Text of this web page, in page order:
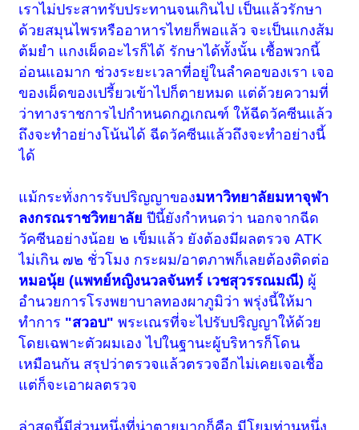
เราไม่ประสาทรับประทานจนเกินไป เป็นแล้วรักษา
ด้วยสมุนไพรหรืออาหารไทยก็พอแล้ว จะเป็นแกงส้ม
ต้มยำ แกงเผ็ดอะไรก็ได้ รักษาได้ทั้งนั้น เชื้อพวกนี้
อ่อนแอมาก ช่วงระยะเวลาที่อยู่ในลำคอของเรา เจอ
ของเผ็ดของเปรี้ยวเข้าไปก็ตายหมด แต่ด้วยความที่
ว่าทางราชการไปกำหนดกฎเกณฑ์ ให้ฉีดวัคซีนแล้ว
ถึงจะทำอย่างโน้นได้ ฉีดวัคซีนแล้วถึงจะทำอย่างนี้
ได้
แม้กระทั่งการรับปริญญาของมหาวิทยาลัยมหาจุฬา
ลงกรณราชวิทยาลัย ปีนี้ยังกำหนดว่า นอกจากฉีด
วัคซีนอย่างน้อย ๒ เข็มแล้ว ยังต้องมีผลตรวจ ATK
ไม่เกิน ๗๒ ชั่วโมง กระผม/อาตภาพก็เลยต้องติดต่อ
หมอนุ้ย (แพทย์หญิงนวลจันทร์ เวชสุวรรณมณี) ผู้
อำนวยการโรงพยาบาลทองผาภูมิว่า พรุ่งนี้ให้มา
ทำการ "สวอบ"พระเณรที่จะไปรับปริญญาให้ด้วย
โดยเฉพาะตัวผมเอง ไปในฐานะผู้บริหารก็โดน
เหมือนกัน สรุปว่าตรวจแล้วตรวจอีกไม่เคยเจอเชื้อ
แต่ก็จะเอาผลตรวจ
ล่าสุดนี้มีส่วนหนึ่งที่น่าตายมากก็คือ มีโยมท่านหนึ่ง